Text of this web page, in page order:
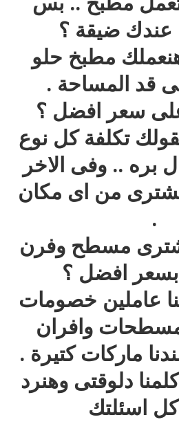
عندك ضيقة ؟
مطبخ حلو
قد المساحة .
على سعر افضل ؟
تكلفة كل نوع
بره .. وفى الاخر
من اى مكان
.
مسطح وفرن
افضل ؟
عاملين خصومات
وافران
ماركات كتيرة .
دلوقتى وهنرد
اسئلتك